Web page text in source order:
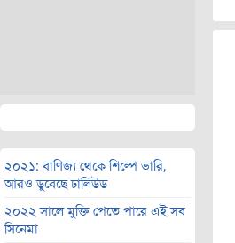
২০২১: বাণিজ্য থেকে শিল্পে ভারি,
আরও ডুবেছে ঢালিউড
২০২২ সালে মুক্তি পেতে পারে এই সব
সিনেমা